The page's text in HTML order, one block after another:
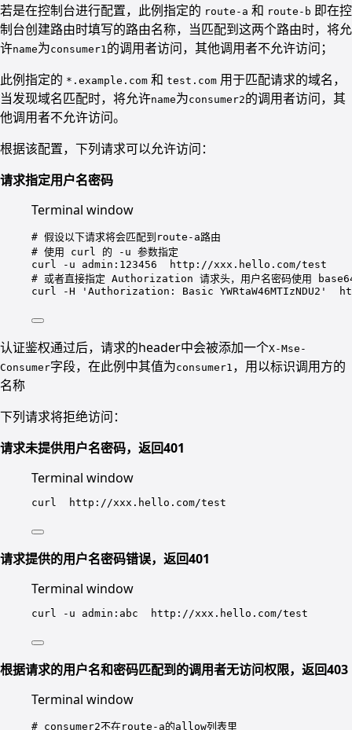
若是在控制台进行配置，此例指定的 route-a 和 route-b 即在控
制台创建路由时填写的路由名称，当匹配到这两个路由时，将允
许name为consumer1 的调用者访问，其他调用者不允许访问；
此例指定的 *.example.com 和 test.com 用于匹配请求的域名，
当发现域名匹配时，将允许name为consumer2的调用者访问，其
他调用者不允许访问。
根据该配置，下列请求可以允许访问：
请求指定用户名密码
Terminal window
# 假设以下请求将会匹配到route-a路由
# 使用 curl 的 -u 参数指定
curl
-u admin:123456
http://xxx.hello.com/test
# 或者直接指定 Authorization 请求头，用户名密码使用
curl
-H 'Authorization: Basic YWRtaW46MTIzNDU2'
认证鉴权通过后，请求的header中会被添加一个X-Mse-
Consumer字段，在此例中其值为consumer1 ，用以标识调用方的
名称
下列请求将拒绝访问：
请求未提供用户名密码，返回401
Terminal window
curl http://xxx.hello.com/test
请求提供的用户名密码错误，返回401
Terminal window
curl -u admin:abc http://xxx.hello.com/test
根据请求的用户名和密码匹配到的调用者无访问权限，返回403
Terminal window
# consumer2不在route-a的allow列表里